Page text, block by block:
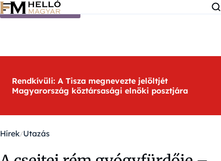
Ugrás a tartalomra
Rendkívüli: A Tisza megnevezte jelöltjét
Magyarország köztársasági elnöki posztjára
Hírek Utazás